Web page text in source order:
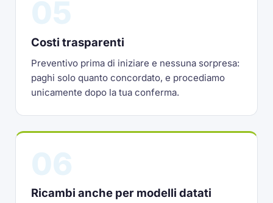
Costi trasparenti
Preventivo prima di iniziare e nessuna sorpresa:
paghi solo quanto concordato, e procediamo
unicamente dopo la tua conferma.
Ricambi anche per modelli datati